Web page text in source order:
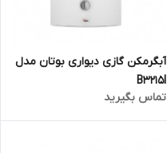
آبگرمکن گازی دیواری بوتان مدل
B3215I
تماس بگیرید